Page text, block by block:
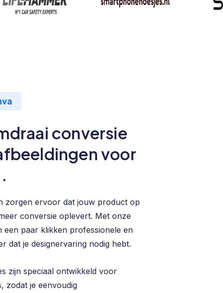
conversie
voor
zorgen ervoor dat jouw product op
conversie oplevert. Met onze
een paar klikken professionele en
dat je designervaring nodig hebt.
zijn speciaal ontwikkeld voor
zodat je eenvoudig